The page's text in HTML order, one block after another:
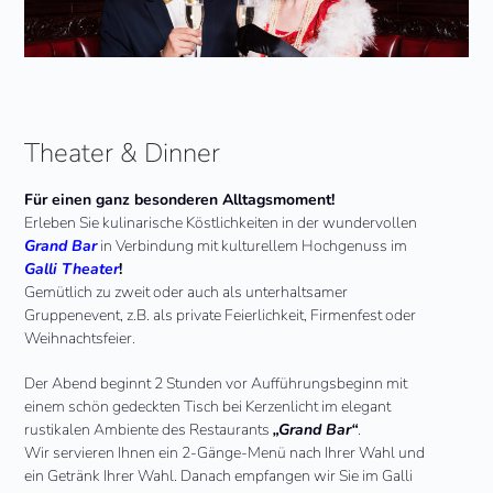
Theater & Dinner
Für einen ganz besonderen Alltagsmoment!
Erleben Sie kulinarische Köstlichkeiten in der wundervollen
Grand Barin Verbindung mit kulturellem Hochgenuss im
Galli Theater!
Gemütlich zu zweit oder auch als unterhaltsamer
Gruppenevent, z.B. als private Feierlichkeit, Firmenfest oder
Weihnachtsfeier.
Der Abend beginnt 2 Stunden vor Aufführungsbeginn mit
einem schön gedeckten Tisch bei Kerzenlicht im elegant
rustikalen Ambiente des Restaurants„Grand Bar“.
Wir servieren Ihnen ein 2-Gänge-Menü nach Ihrer Wahl und
ein Getränk Ihrer Wahl. Danach empfangen wir Sie im Galli